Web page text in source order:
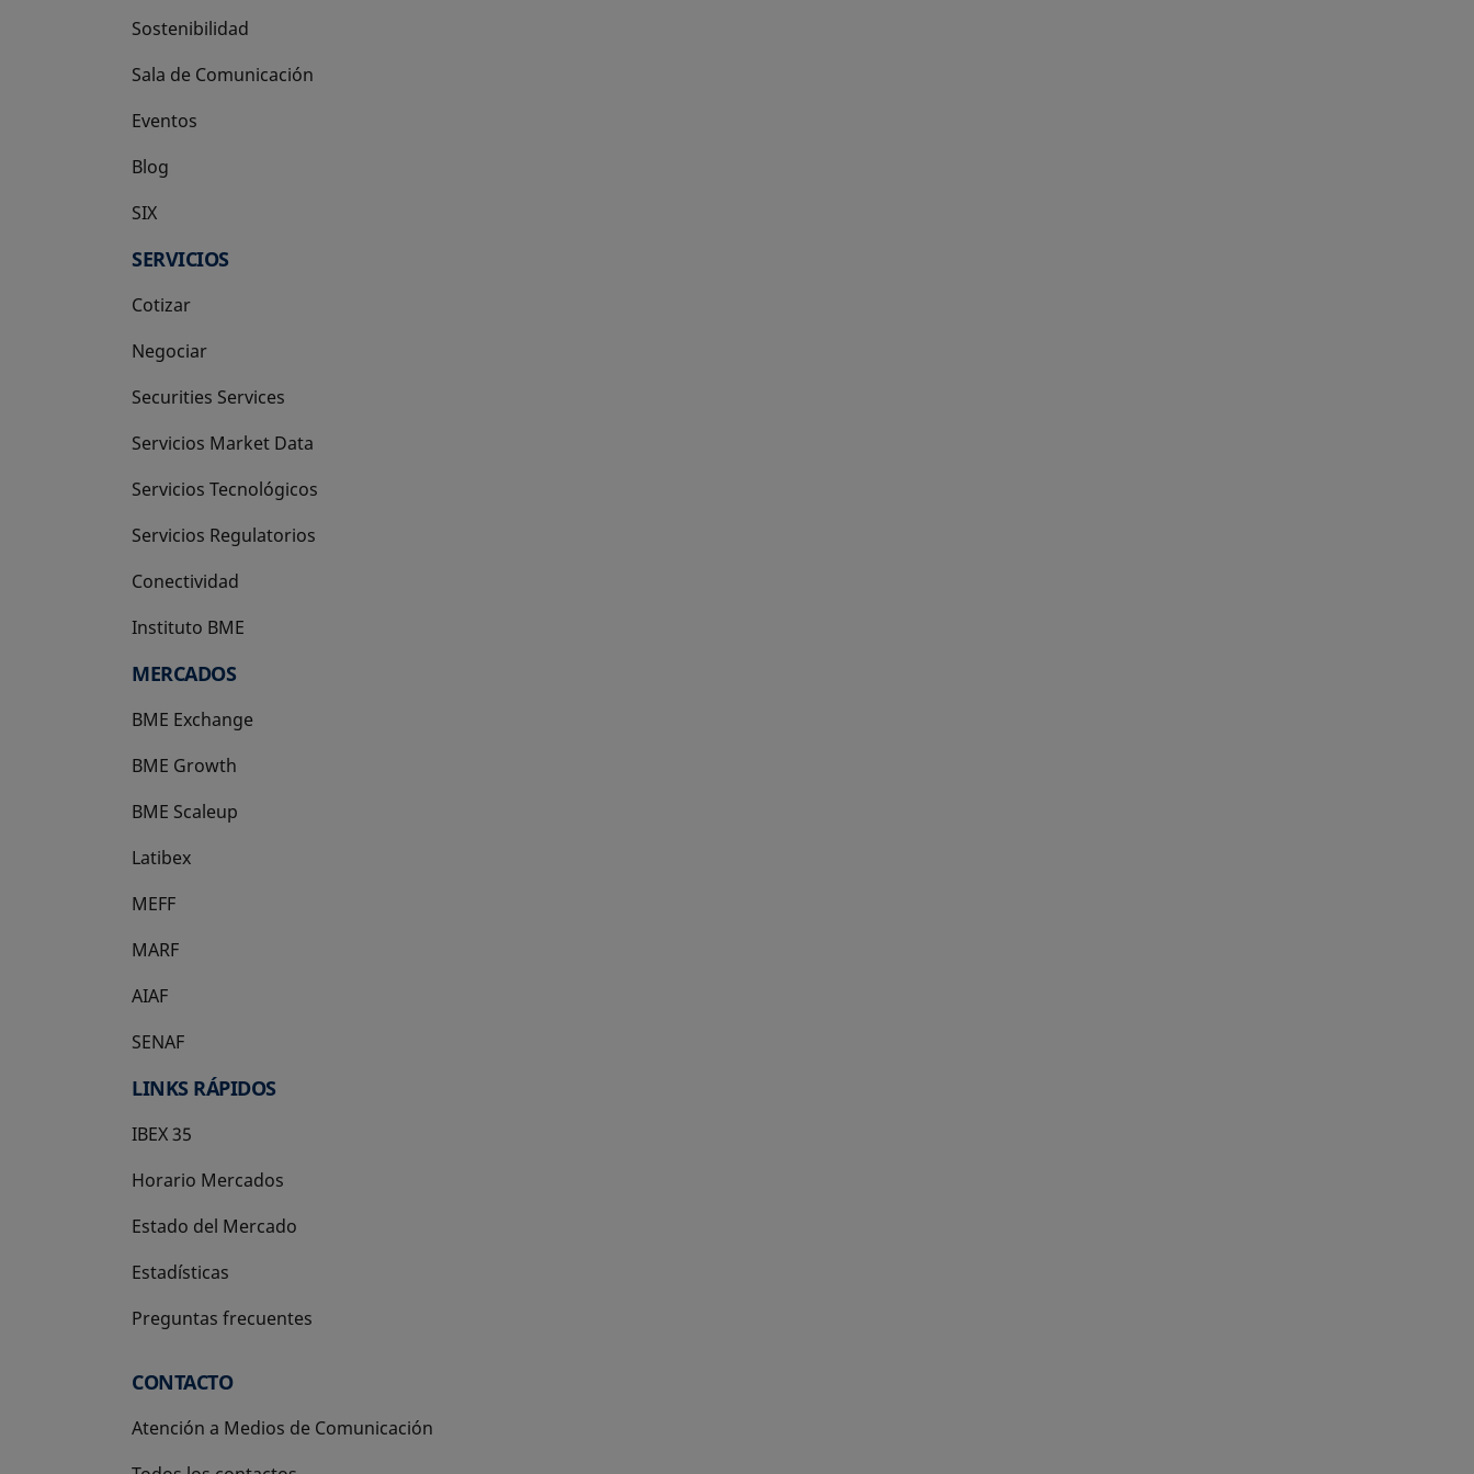
Sostenibilidad
Sala de Comunicación
Eventos
Blog
SIX
se abre en una pestaña nueva
SERVICIOS
Cotizar
Negociar
Securities Services
Servicios Market Data
Servicios Tecnológicos
Servicios Regulatorios
Conectividad
Instituto BME
se abre en una pestaña nueva
MERCADOS
BME Exchange
BME Growth
se abre en una pestaña nueva
BME Scaleup
se abre en una pestaña nueva
Latibex
se abre en una pestaña nueva
MEFF
se abre en una pestaña nueva
MARF
AIAF
SENAF
LINKS RÁPIDOS
IBEX 35
Horario Mercados
Estado del Mercado
Estadísticas
Preguntas frecuentes
CONTACTO
Atención a Medios de Comunicación